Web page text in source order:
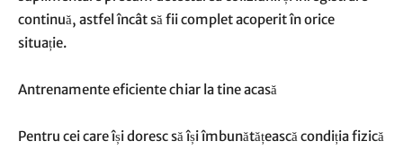
continuă, astfel încât să fii complet acoperit în orice
situație.
Antrenamente eficiente chiar la tine acasă
Pentru cei care își doresc să își îmbunătățească condiția fizică